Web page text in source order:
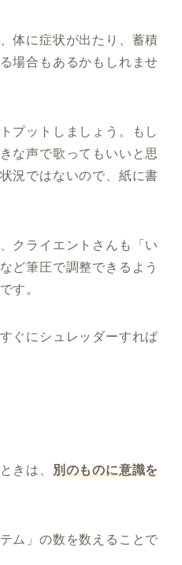
体に症状が出たり、蓄積
場合もあるかもしれませ
プットしましょう。もし
な声で歌ってもいいと思
況ではないので、紙に書
クライエントさんも「い
ど筆圧で調整できるよう
す。
ぐにシュレッダーすれば
きは、
別のものに意識を
ム」の数を数えることで